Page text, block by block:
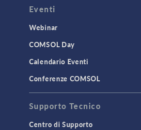
Eventi
Webinar
COMSOL Day
Calendario Eventi
Conferenze COMSOL
Supporto Tecnico
Centro di Supporto